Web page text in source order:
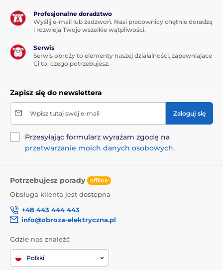
Profesjonalne doradztwo
Wyślij e-mail lub zadzwoń. Nasi pracownicy chętnie doradzą
i rozwieją Twoje wszelkie wątpliwości.
Serwis
Serwis obroży to elementy naszej działalności, zapewniające
Ci to, czego potrzebujesz.
Zapisz się do newslettera
Wpisz tutaj swój e-mail Zaloguj się
Przesyłając formularz wyrażam zgodę na
przetwarzanie moich danych osobowych.
Potrzebujesz porady offline
Obsługa klienta jest dostępna
+48 443 444 443
info@obroza-elektryczna.pl
Gdzie nas znaleźć
Polski